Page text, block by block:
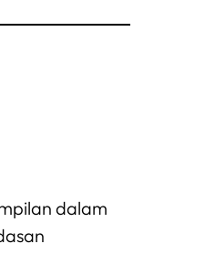
dalam